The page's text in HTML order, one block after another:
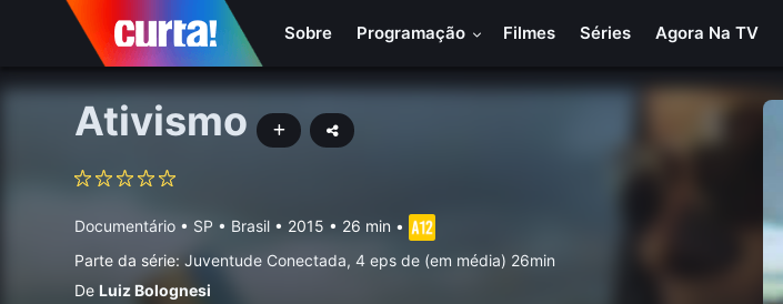
Sobre Programação Filmes Séries Agora Na TV
Ativismo
Documentário • SP • Brasil • 2015 • 26 min •
Parte da série:Juventude Conectada, 4 eps de (em média) 26min
De Luiz Bolognesi